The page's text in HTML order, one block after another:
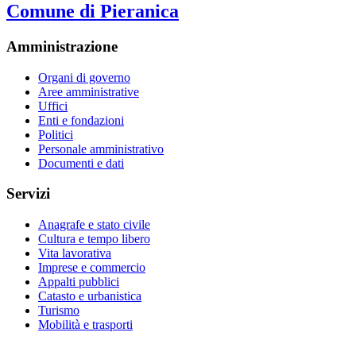
Comune di Pieranica
Amministrazione
Organi di governo
Aree amministrative
Uffici
Enti e fondazioni
Politici
Personale amministrativo
Documenti e dati
Servizi
Anagrafe e stato civile
Cultura e tempo libero
Vita lavorativa
Imprese e commercio
Appalti pubblici
Catasto e urbanistica
Turismo
Mobilità e trasporti